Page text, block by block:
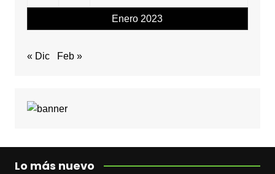
Enero 2023
« Dic Feb »
Lo más nuevo